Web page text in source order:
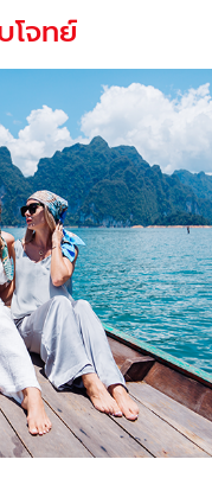
โจทย์